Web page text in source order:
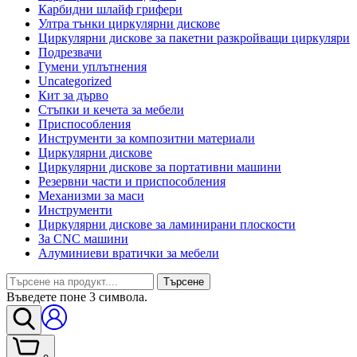
Карбидни шлайф грифери
Ултра тънки циркулярни дискове
Циркулярни дискове за пакетни разкройващи циркуляри
Подрезвачи
Гумени уплътнения
Uncategorized
Кит за дърво
Стъпки и кечета за мебели
Приспособления
Инструменти за композитни материали
Циркулярни дискове
Циркулярни дискове за портативни машини
Резервни части и приспособления
Механизми за маси
Инструменти
Циркулярни дискове за ламинирани плоскости
За CNC машини
Алуминиеви вратички за мебели
Търсене
Въведете поне 3 символа.